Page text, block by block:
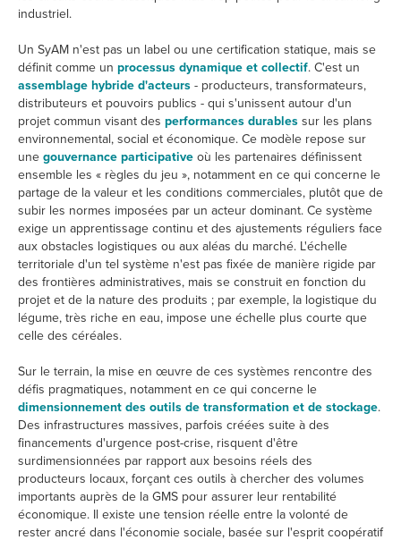
industriel.
Un SyAM n'est pas un label ou une certification statique, mais se
définit comme un processus dynamique et collectif. C'est un
assemblage hybride d'acteurs - producteurs, transformateurs,
distributeurs et pouvoirs publics - qui s'unissent autour d'un
projet commun visant des performances durables sur les plans
environnemental, social et économique. Ce modèle repose sur
une gouvernance participative où les partenaires définissent
ensemble les « règles du jeu », notamment en ce qui concerne le
partage de la valeur et les conditions commerciales, plutôt que de
subir les normes imposées par un acteur dominant. Ce système
exige un apprentissage continu et des ajustements réguliers face
aux obstacles logistiques ou aux aléas du marché. L'échelle
territoriale d'un tel système n'est pas fixée de manière rigide par
des frontières administratives, mais se construit en fonction du
projet et de la nature des produits ; par exemple, la logistique du
légume, très riche en eau, impose une échelle plus courte que
celle des céréales.
Sur le terrain, la mise en œuvre de ces systèmes rencontre des
défis pragmatiques, notamment en ce qui concerne le
dimensionnement des outils de transformation et de stockage.
Des infrastructures massives, parfois créées suite à des
financements d'urgence post-crise, risquent d'être
surdimensionnées par rapport aux besoins réels des
producteurs locaux, forçant ces outils à chercher des volumes
importants auprès de la GMS pour assurer leur rentabilité
économique. Il existe une tension réelle entre la volonté de
rester ancré dans l'économie sociale, basée sur l'esprit coopératif